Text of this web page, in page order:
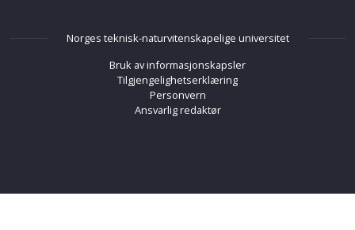
Norges teknisk-naturvitenskapelige universitet
Bruk av informasjonskapsler
Tilgjengelighetserklæring
Personvern
Ansvarlig redaktør